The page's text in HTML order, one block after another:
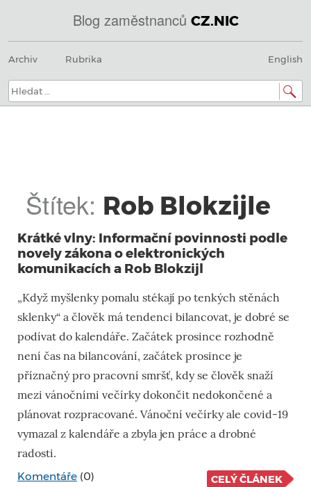
Blog zaměstnanců CZ.NIC
@
IN
SOA
nic.cz.
Menu
na
Archiv Rubrika English
Hledat:
Štítek: Rob Blokzijle
Krátké vlny: Informační povinnosti podle
novely zákona o elektronických
komunikacích a Rob Blokzijl
„Když myšlenky pomalu stékají po tenkých stěnách
sklenky“ a člověk má tendenci bilancovat, je dobré se
podívat do kalendáře. Začátek prosince rozhodně
není čas na bilancování, začátek prosince je
příznačný pro pracovní smršť, kdy se člověk snaží
mezi vánočními večírky dokončit nedokončené a
plánovat rozpracované. Vánoční večírky ale covid-19
vymazal z kalendáře a zbyla jen práce a drobné
radosti.
Komentáře (0) CELÝ ČLÁNEK